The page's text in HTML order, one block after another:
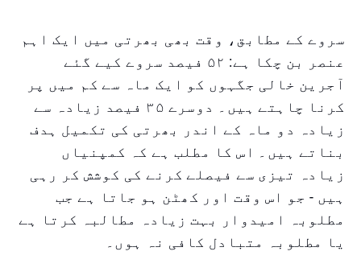
سروے کے مطابق، وقت بھی بھرتی میں ایک اہم
عنصر بن چکا ہے: ۵۲ فیصد سروے کیے گئے
آجرین خالی جگہوں کو ایک ماہ سے کم میں پر
کرنا چاہتے ہیں۔ دوسرے ۳۵ فیصد زیادہ سے
زیادہ دو ماہ کے اندر بھرتی کی تکمیل ہدف
بناتے ہیں۔ اس کا مطلب ہے کہ کمپنیاں
زیادہ تیزی سے فیصلے کرنے کی کوشش کر رہی
ہیں - جو اس وقت اور کھٹن ہو جاتا ہے جب
مطلوبہ امیدوار بہت زیادہ مطالبہ کرتا ہے
یا مطلوبہ متبادل کافی نہ ہوں۔